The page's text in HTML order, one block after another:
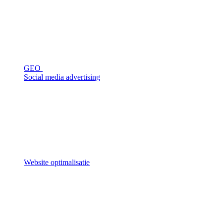
GEO
Social media advertising
Website optimalisatie